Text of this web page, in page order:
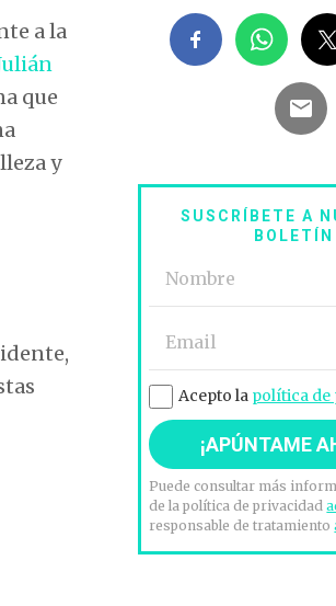
a la
que
y
SUSCRÍBETE A
BOLETÍN
Acepto la política de
Puede consultar más
de la política de privacidad
responsable de tratamiento